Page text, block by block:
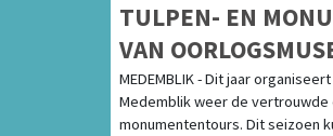
TULPEN- EN
VAN
VAN START!
MEDEMBLIK - Dit jaar
Medemblik weer de vertrouwde
monumententours. Dit seizoen